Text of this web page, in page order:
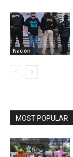
Nación
MOST POPULAR